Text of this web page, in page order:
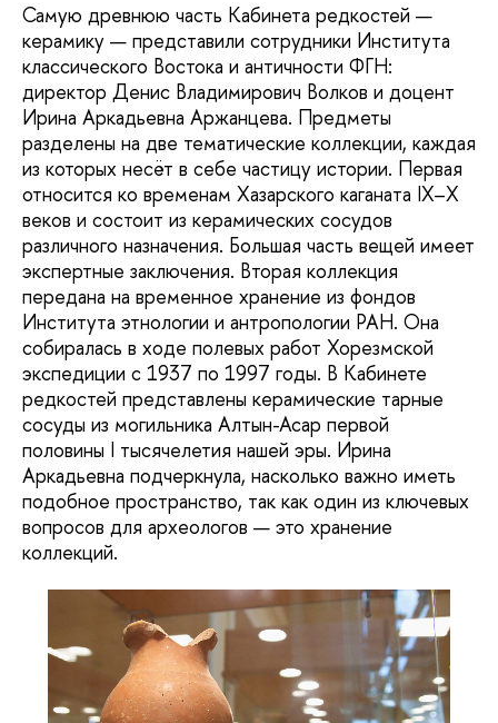
Самую древнюю часть Кабинета редкостей —
керамику — представили сотрудники Института
классического Востока и античности ФГН:
директор Денис Владимирович Волков и доцент
Ирина Аркадьевна Аржанцева. Предметы
разделены на две тематические коллекции, каждая
из которых несёт в себе частицу истории. Первая
относится ко временам Хазарского каганата IX–X
веков и состоит из керамических сосудов
различного назначения. Большая часть вещей имеет
экспертные заключения. Вторая коллекция
передана на временное хранение из фондов
Института этнологии и антропологии РАН. Она
собиралась в ходе полевых работ Хорезмской
экспедиции с 1937 по 1997 годы. В Кабинете
редкостей представлены керамические тарные
сосуды из могильника Алтын-Асар первой
половины I тысячелетия нашей эры. Ирина
Аркадьевна подчеркнула, насколько важно иметь
подобное пространство, так как один из ключевых
вопросов для археологов — это хранение
коллекций.